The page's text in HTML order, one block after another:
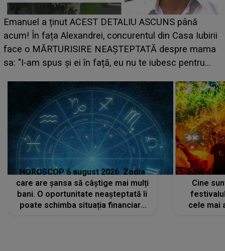
LINE-UP UNTOLD ONE, ziua 2. La ce oră urcă pe
scena principală a festivalului Zara Larsson? Artista
suedeză a ajuns deja în România și s-a filmat din
camera de hotel
HOROSCOP 6 august 2026. Zodia
care are șansa să câștige mai mulți
bani. O oportunitate neașteptată îi
poate schimba situația financiară
LINE-UP
Cine
cele mai